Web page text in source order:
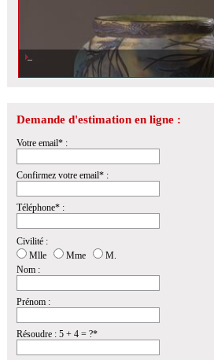
Demande d'estimation en ligne :
Votre email* :
Confirmez votre email* :
Téléphone* :
Civilité :
Mlle
Mme
M.
Nom :
Prénom :
Résoudre : 5 + 4 = ?*